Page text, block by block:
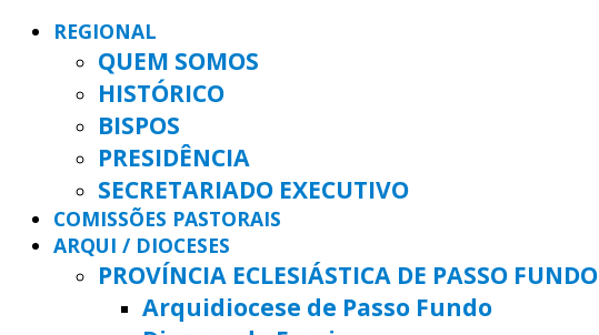
REGIONAL
QUEM SOMOS
HISTÓRICO
BISPOS
PRESIDÊNCIA
SECRETARIADO EXECUTIVO
COMISSÕES PASTORAIS
ARQUI / DIOCESES
PROVÍNCIA ECLESIÁSTICA DE PASSO FUNDO
Arquidiocese de Passo Fundo